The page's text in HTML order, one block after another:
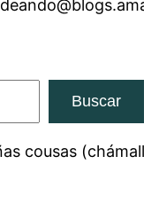
Buscar
cousas